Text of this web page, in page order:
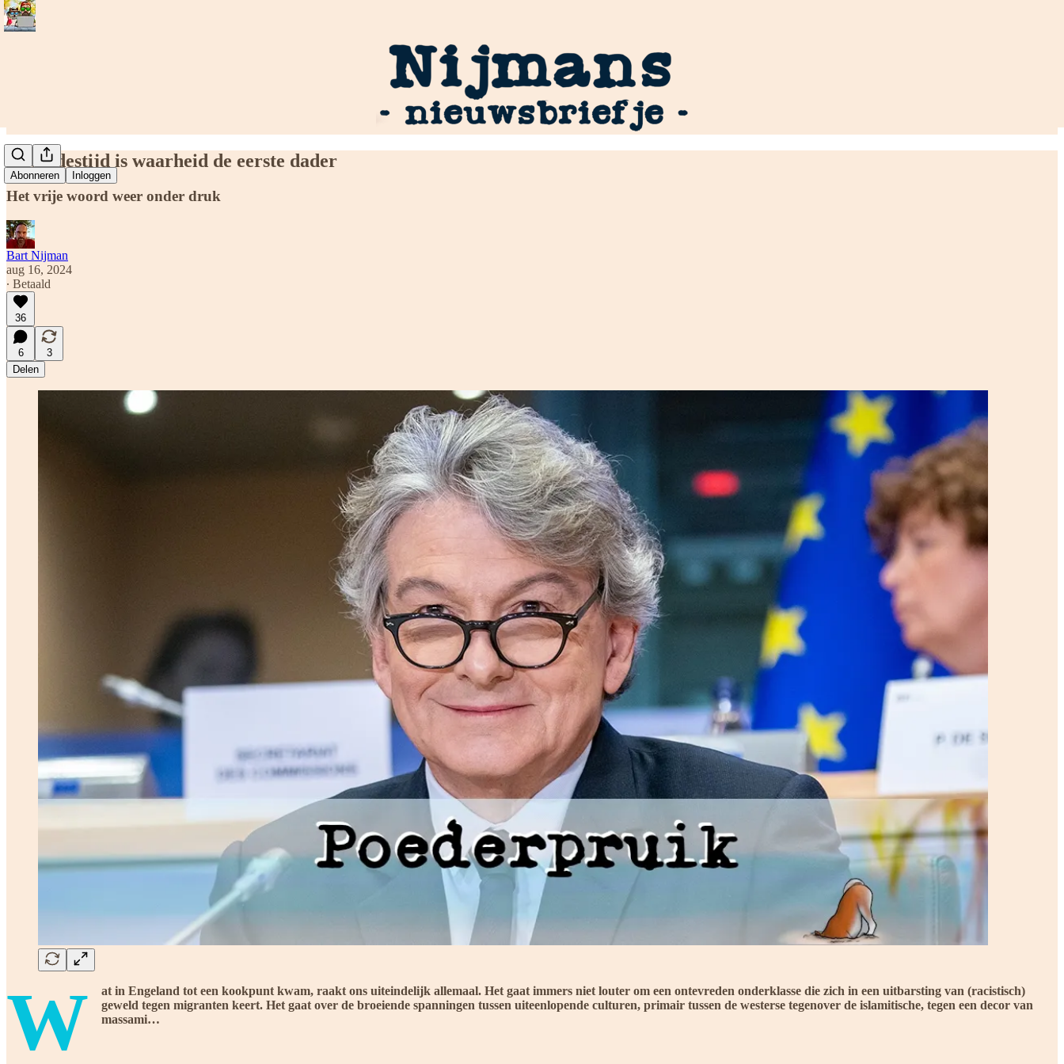
Abonneren Inloggen
In vredestijd is waarheid de eerste dader
Het vrije woord weer onder druk
Bart Nijman
aug 16, 2024
∙ Betaald
36
6
3
Delen
W
at in Engeland tot een kookpunt kwam, raakt ons uiteindelijk allemaal. Het gaat immers niet louter om een ontevreden onderklasse die zich in een uitbarsting van (racistisch)
geweld tegen migranten keert. Het gaat over de broeiende spanningen tussen uiteenlopende culturen, primair tussen de westerse tegenover de islamitische, tegen een decor van
massami…